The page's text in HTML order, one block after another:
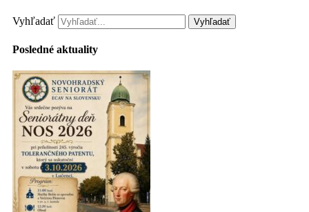
Vyhľadať Vyhľadať
Posledné aktuality